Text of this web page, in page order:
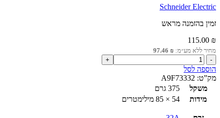
Schneider Electric
זמין בהזמנה מראש
115.00 ₪
מחיר ללא מע״מ: 97.46 ₪
כמות
של
מא"ז
3P
iC60N
32A
הוספה לסל
מק”ט: A9F73332
משקל
375 גרם
מידות
54 × 85 מילימטרים